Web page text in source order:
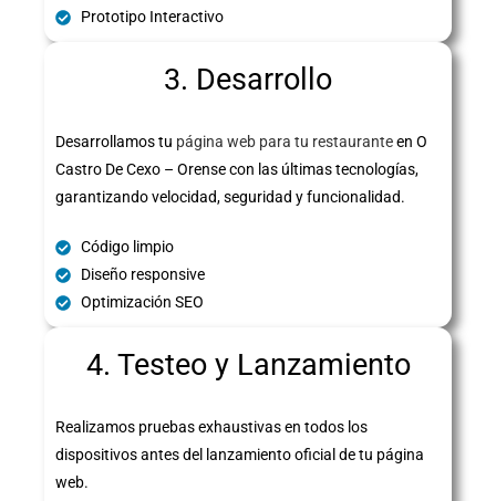
Prototipo Interactivo
3. Desarrollo
Desarrollamos tu página web para tu restauranteen O
Castro De Cexo – Orense con las últimas tecnologías,
garantizando velocidad, seguridad y funcionalidad.
Código limpio
Diseño responsive
Optimización SEO
4. Testeo y Lanzamiento
Realizamos pruebas exhaustivas en todos los
dispositivos antes del lanzamiento oficial de tu página
web.